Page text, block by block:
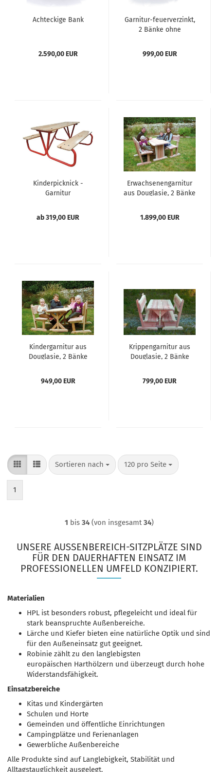
Achteckige Bank
2.590,00 EUR
Garnitur-feuerverzinkt,
2 Bänke ohne
999,00 EUR
Kinderpicknick -
Garnitur
ab 319,00 EUR
Erwachsenengarnitur
aus Douglasie, 2 Bänke
1.899,00 EUR
Kindergarnitur aus
Douglasie, 2 Bänke
949,00 EUR
Krippengarnitur aus
Douglasie, 2 Bänke
799,00 EUR
Sortieren nach
Sortieren nach 120 pro Seite
pro Seite
1
1 bis 34(von insgesamt34)
UNSERE AUSSENBEREICH-SITZPLÄTZE SIND F
ÜR DEN DAUERHAFTEN EINSATZ IM P
ROFESSIONELLEN UMFELD KONZIPIERT.
Materialien
HPL ist besonders robust, pflegeleicht und ideal für
stark beanspruchte Außenbereiche.
Lärche und Kiefer bieten eine natürliche Optik und sind
für den Außeneinsatz gut geeignet.
Robinie zählt zu den langlebigsten
europäischen Harthölzern und überzeugt durch hohe
Widerstandsfähigkeit.
Einsatzbereiche
Kitas und Kindergärten
Schulen und Horte
Gemeinden und öffentliche Einrichtungen
Campingplätze und Ferienanlagen
Gewerbliche Außenbereiche
Alle Produkte sind auf Langlebigkeit, Stabilität und
Alltagstauglichkeit ausgelegt.